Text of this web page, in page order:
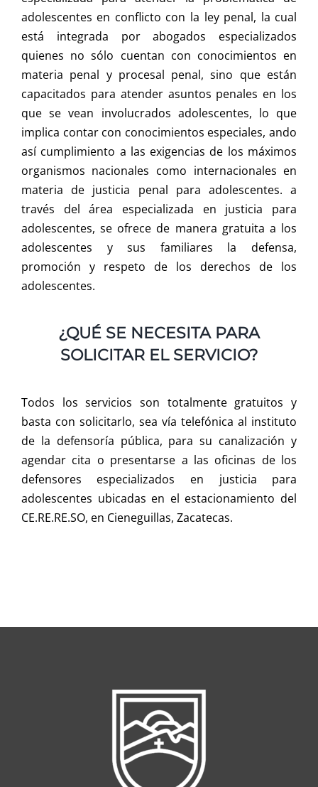
adolescentes en conflicto con la ley penal, la cual
está integrada por abogados especializados
quienes no sólo cuentan con conocimientos en
materia penal y procesal penal, sino que están
capacitados para atender asuntos penales en los
que se vean involucrados adolescentes, lo que
implica contar con conocimientos especiales, ando
así cumplimiento a las exigencias de los máximos
organismos nacionales como internacionales en
materia de justicia penal para adolescentes. a
través del área especializada en justicia para
adolescentes, se ofrece de manera gratuita a los
adolescentes y sus familiares la defensa,
promoción y respeto de los derechos de los
adolescentes.
¿QUÉ SE NECESITA PARA
SOLICITAR EL SERVICIO?
Todos los servicios son totalmente gratuitos y
basta con solicitarlo, sea vía telefónica al instituto
de la defensoría pública, para su canalización y
agendar cita o presentarse a las oficinas de los
defensores especializados en justicia para
adolescentes ubicadas en el estacionamiento del
CE.RE.RE.SO, en Cieneguillas, Zacatecas.